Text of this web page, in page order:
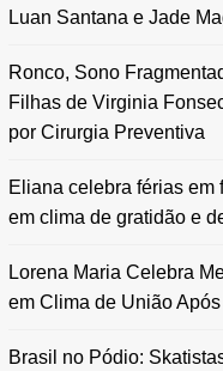
Luan Santana e Jade
Ronco, Sono
Filhas de Virginia
por Cirurgia Preventiva
Eliana celebra férias em
em clima de gratidão e
Lorena Maria Celebra
em Clima de União
Brasil no Pódio: